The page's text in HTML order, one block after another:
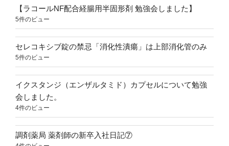
【ラコールNF配合経腸用半固形剤 勉強会しました】
5件のビュー
セレコキシブ錠の禁忌「消化性潰瘍」は上部消化管のみ
5件のビュー
イクスタンジ（エンザルタミド）カプセルについて勉強
会しました。
4件のビュー
調剤薬局 薬剤師の新卒入社日記⑦